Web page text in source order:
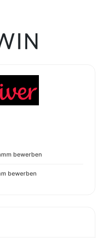
bewerben
bewerben